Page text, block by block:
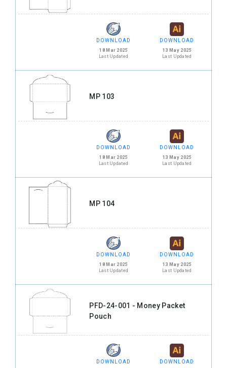
DOWNLOAD
18 Mar 2025
Last Updated
DOWNLOAD
13 May 2025
Last Updated
MP 103
DOWNLOAD
18 Mar 2025
Last Updated
DOWNLOAD
13 May 2025
Last Updated
MP 104
DOWNLOAD
18 Mar 2025
Last Updated
DOWNLOAD
13 May 2025
Last Updated
PFD-24-001 - Money Packet
Pouch
DOWNLOAD DOWNLOAD